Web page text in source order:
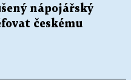
nápojářský
českému